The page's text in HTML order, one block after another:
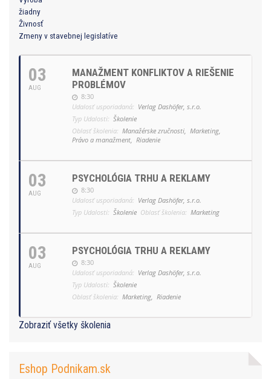
žiadny
Živnosť
Zmeny v stavebnej legislatíve
03
AUG
MANAŽMENT KONFLIKTOV A RIEŠENIE
PROBLÉMOV
8:30
Udalosť usporiadaná: Verlag Dashöfer, s.r.o.
Typ Udalosti: Školenie
Oblasť školenia: Manažérske zručnosti, Marketing,
Právo a manažment, Riadenie
03
AUG
PSYCHOLÓGIA TRHU A REKLAMY
8:30
Udalosť usporiadaná: Verlag Dashöfer, s.r.o.
Typ Udalosti: Školenie Oblasť školenia: Marketing
03
AUG
PSYCHOLÓGIA TRHU A REKLAMY
8:30
Udalosť usporiadaná: Verlag Dashöfer, s.r.o.
Typ Udalosti: Školenie
Oblasť školenia: Marketing, Riadenie
Zobraziť všetky školenia
Eshop Podnikam.sk